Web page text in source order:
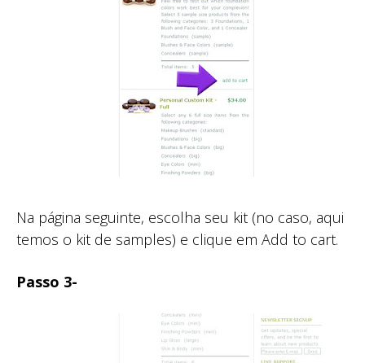
Na página seguinte, escolha seu kit (no caso, aqui
temos o kit de samples) e clique em Add to cart.
Passo 3-